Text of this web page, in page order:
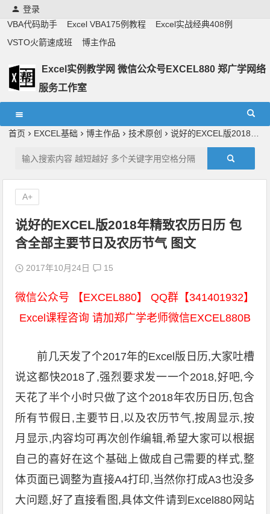
登录
VBA代码助手
Excel VBA175例教程
Excel实战经典408例
VSTO火箭速成班
博主作品
Excel实例教学网 微信公众号EXCEL880 郑广学网络
服务工作室
首页
EXCEL基础 博主作品 技术原创 说好的EXCEL版2018年精致农历日历 包含全部主要节日及农历节气 图文
说好的EXCEL版2018年精致农历日历 包
含全部主要节日及农历节气 图文
2017年10月24日 15
微信公众号 【EXCEL880】 QQ群【341401932】
Excel课程咨询 请加郑广学老师微信EXCEL880B
前几天发了个2017年的Excel版日历,大家吐槽
说这都快2018了,强烈要求发一一个2018,好吧,今
天花了半个小时只做了这个2018年农历日历,包含
所有节假日,主要节日,以及农历节气,按周显示,按
月显示,内容均可再次创作编辑,希望大家可以根据
自己的喜好在这个基础上做成自己需要的样式,整
体页面已调整为直接A4打印,当然你打成A3也没多
大问题,好了直接看图,具体文件请到Excel880网站
A+